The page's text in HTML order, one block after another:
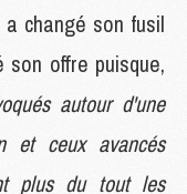
changé son fusil
offre puisque,
autour d'une
et ceux avancés
plus du tout les